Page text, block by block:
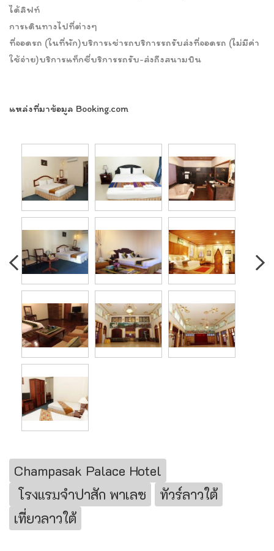
ได้ลิฟท์
การเดินทางไปที่ต่างๆ
ที่จอดรถ (ในที่พัก)บริการเช่ารถบริการรถรับส่งที่จอดรถ (ไม่มีค่า
ใช้จ่าย)บริการแท็กซี่บริการรถรับ-ส่งถึงสนามบิน
แหล่งที่มาข้อมูล Booking.com
Champasak Palace Hotel
โรงแรมจำปาสัก พาเลซ
ทัวร์ลาวใต้
เที่ยวลาวใต้